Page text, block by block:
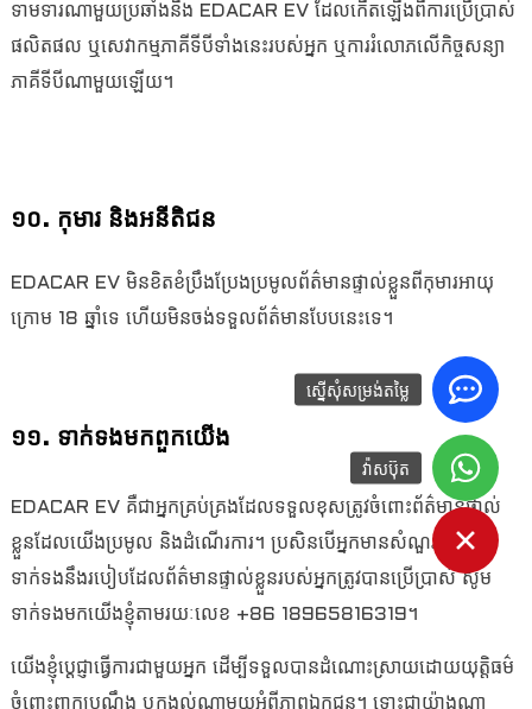
ស្នើសុំសម្រង់តម្លៃ
វ៉ាសប៊ុត
ទាមទារណាមួយប្រឆាំងនឹង EDACAR EV ដែលកើតឡើងពីការប្រើប្រាស់
ផលិតផល ឬសេវាកម្មភាគីទីបីទាំងនេះរបស់អ្នក ឬការរំលោភលើកិច្ចសន្យា
ភាគីទីបីណាមួយឡើយ។
១០. កុមារ និងអនីតិជន
EDACAR EV មិនខិតខំប្រឹងប្រែងប្រមូលព័ត៌មានផ្ទាល់ខ្លួនពីកុមារអាយុ
ក្រោម 18 ឆ្នាំទេ ហើយមិនចង់ទទួលព័ត៌មានបែបនេះទេ។
១១. ទាក់ទង​មក​ពួក​យើង
EDACAR EV គឺជាអ្នកគ្រប់គ្រងដែលទទួលខុសត្រូវចំពោះព័ត៌មានផ្ទាល់
ខ្លួនដែលយើងប្រមូល និងដំណើរការ។ ប្រសិនបើអ្នកមានសំណួរ ឬកង្វល់
ទាក់ទងនឹងរបៀបដែលព័ត៌មានផ្ទាល់ខ្លួនរបស់អ្នកត្រូវបានប្រើប្រាស់ សូម
ទាក់ទងមកយើងខ្ញុំតាមរយៈលេខ +86 18965816319។
យើងខ្ញុំប្តេជ្ញាធ្វើការជាមួយអ្នក ដើម្បីទទួលបានដំណោះស្រាយដោយយុត្តិធម៌
ចំពោះពាក្យបណ្តឹង ឬកង្វល់ណាមួយអំពីភាពឯកជន។ ទោះជាយ៉ាងណា